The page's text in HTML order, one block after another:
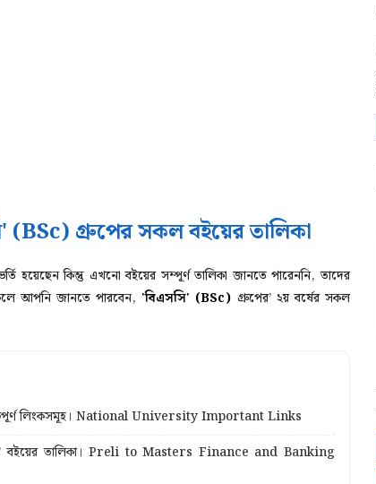
(BSc) গ্রুপের সকল বইয়ের তালিকা
হয়েছেন কিন্তু এখনো বইয়ের সম্পূর্ণ তালিকা জানতে পারেননি, তাদের
আপনি জানতে পারবেন, 'বিএসসি' (BSc) গ্রুপের’ ২য় বর্ষের সকল
লিংকসমূহ। National University Important Links
বইয়ের তালিকা। Preli to Masters Finance and Banking